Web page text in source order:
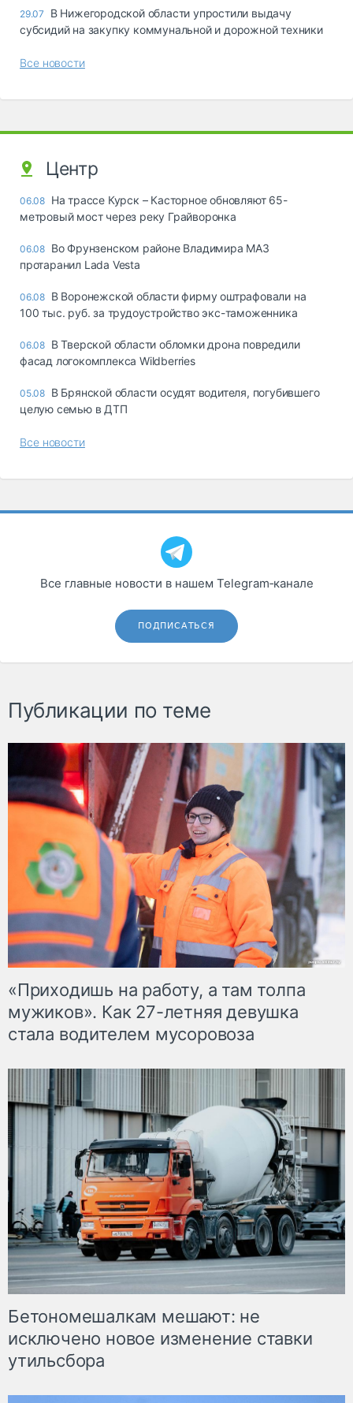
29.07
В Нижегородской области упростили выдачу
субсидий на закупку коммунальной и дорожной техники
Все новости
Центр
06.08 На трассе Курск – Касторное обновляют 65-
метровый мост через реку Грайворонка
06.08 Во Фрунзенском районе Владимира МАЗ
протаранил Lada Vesta
06.08 В Воронежской области фирму оштрафовали на
100 тыс. руб. за трудоустройство экс-таможенника
06.08 В Тверской области обломки дрона повредили
фасад логокомплекса Wildberries
05.08 В Брянской области осудят водителя, погубившего
целую семью в ДТП
Все новости
Все главные новости в нашем Telegram‑канале
ПОДПИСАТЬСЯ
Публикации по теме
«Приходишь на работу, а там толпа
мужиков». Как 27-летняя девушка
стала водителем мусоровоза
Бетономешалкам мешают: не
исключено новое изменение ставки
утильсбора